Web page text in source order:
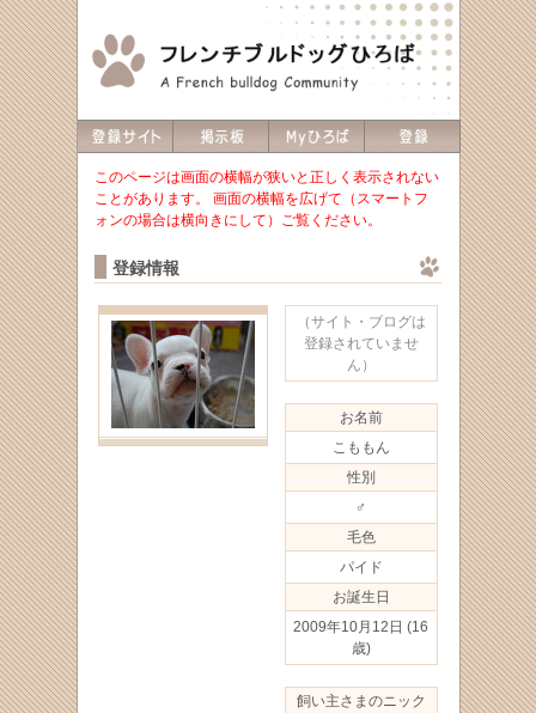
このページは画面の横幅が狭いと正しく表示されない
ことがあります。 画面の横幅を広げて（スマートフ
ォンの場合は横向きにして）ご覧ください。
登録情報
（サイト・ブログは
登録されていませ
ん）
お名前
こももん
性別
♂
毛色
パイド
お誕生日
2009年10月12日 (16
歳)
飼い主さまのニック